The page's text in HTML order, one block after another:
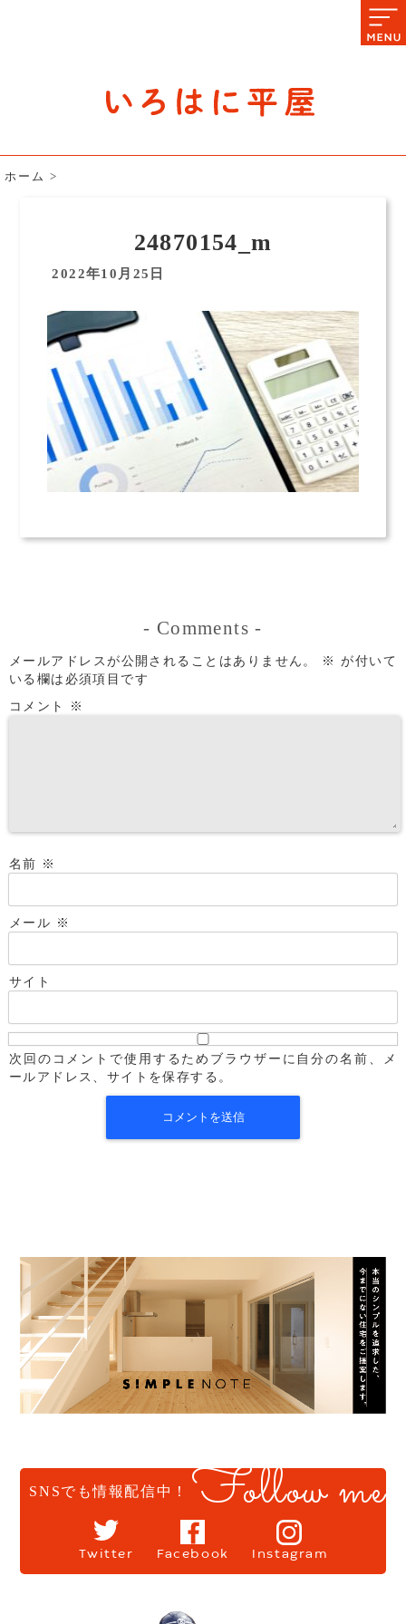
ホーム >
24870154_m
2022年10月25日
- Comments -
メールアドレスが公開されることはありません。 ※ が付いて
いる欄は必須項目です
コメント
※
名前 ※
メール ※
サイト
次回のコメントで使用するためブラウザーに自分の名前、メ
ールアドレス、サイトを保存する。
SNSでも情報配信中！ Follow me
Twitter Facebook Instagram